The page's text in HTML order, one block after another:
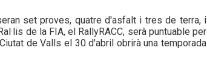
set proves, quatre d'asfalt i tres de terra, i
de la FIA, el RallyRACC, serà puntuable per
de Valls el 30 d'abril obrirà una temporada